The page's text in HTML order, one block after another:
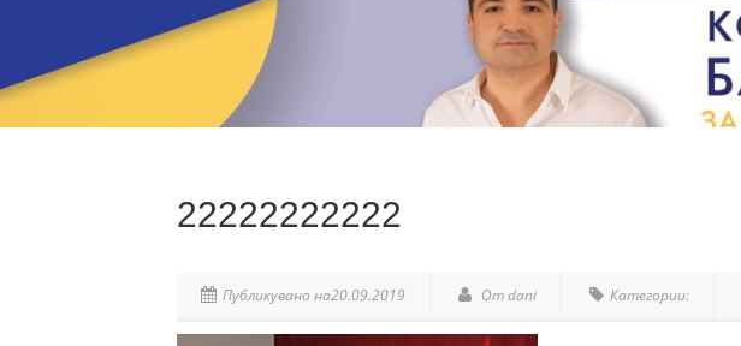
22222222222
Публикувано на20.09.2019 От dani Категории: